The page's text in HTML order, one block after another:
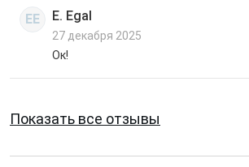
EE E. Egal
27 декабря 2025
Ок!
Показать все отзывы